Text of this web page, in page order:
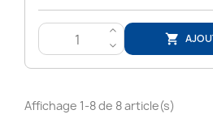
>
<

Affichage 1-8 de 8 article(s)